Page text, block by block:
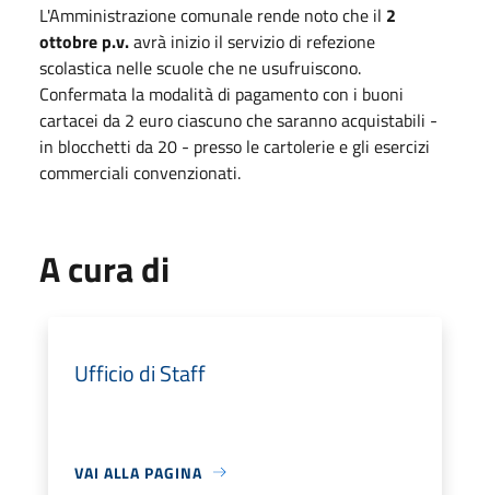
L'Amministrazione comunale rende noto che il 2
ottobre p.v.avrà inizio il servizio di refezione
scolastica nelle scuole che ne usufruiscono.
Confermata la modalità di pagamento con i buoni
cartacei da 2 euro ciascuno che saranno acquistabili -
in blocchetti da 20 - presso le cartolerie e gli esercizi
commerciali convenzionati.
A cura di
Ufficio di Staff
VAI ALLA PAGINA